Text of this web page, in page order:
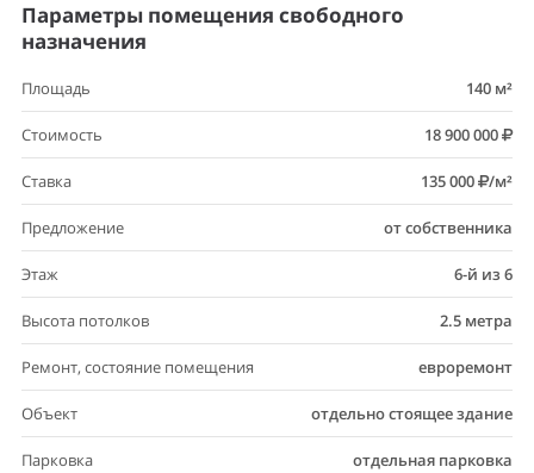
Параметры помещения свободного
назначения
Площадь 140 м²
Стоимость 18 900 000
Ставка 135 000 /м²
Предложение от собственника
Этаж 6-й из 6
Высота потолков 2.5 метра
Ремонт, состояние помещения евроремонт
Объект отдельно стоящее здание
Парковка отдельная парковка